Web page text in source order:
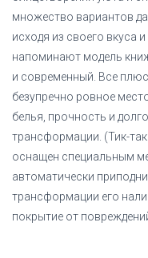
множество вариантов
исходя из своего вкуса
напоминают модель
и современный. Все
безупречно ровное
белья, прочность и
трансформации. (Тик-
оснащен специальным
автоматически
трансформации его
покрытие от